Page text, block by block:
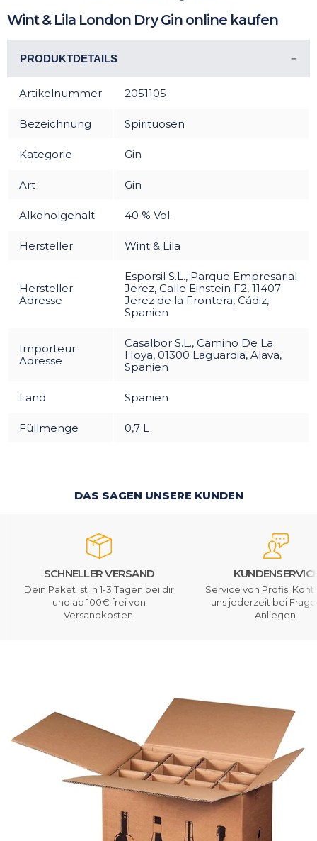
Wint & Lila London Dry Gin online kaufen
PRODUKTDETAILS
Artikelnummer 2051105
Bezeichnung Spirituosen
Kategorie Gin
Art Gin
Alkoholgehalt 40 % Vol.
Hersteller Wint & Lila
Hersteller
Adresse
Esporsil S.L., Parque Empresarial
Jerez, Calle Einstein F2, 11407
Jerez de la Frontera, Cádiz,
Spanien
Importeur
Adresse
Casalbor S.L., Camino De La
Hoya, 01300 Laguardia, Alava,
Spanien
Land Spanien
Füllmenge 0,7 L
DAS SAGEN UNSERE KUNDEN
SCHNELLER VERSAND
Dein Paket ist in 1-3 Tagen bei dir
und ab 100€ frei von
Versandkosten.
Service von Profis:
uns jederzeit bei
Anliegen.